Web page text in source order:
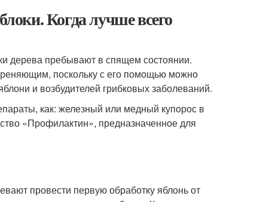
Когда лучше всего
дерева пребывают в спящем состоянии.
поскольку с его помощью можно
и возбудителей грибковых заболеваний.
как: железный или медный купорос в
«Профилактин», предназначенное для
провести первую обработку яблонь от